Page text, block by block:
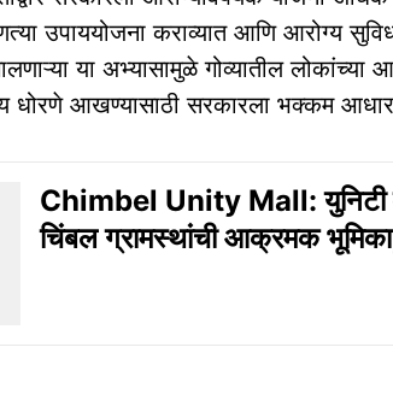
उपाययोजना कराव्यात आणि आरोग्य
या अभ्यासामुळे गोव्यातील लोकांच्या
धोरणे आखण्यासाठी सरकारला भक्कम
Chimbel Unity Mall: युनिटी
चिंबल ग्रामस्थांची आक्रमक